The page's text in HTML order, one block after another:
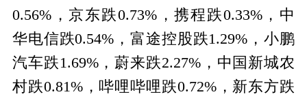
0.56%，京东跌0.73%，携程跌0.33%，中
华电信跌0.54%，富途控股跌1.29%，小鹏
汽车跌1.69%，蔚来跌2.27%，中国新城农
村跌0.81%，哔哩哔哩跌0.72%，新东方跌